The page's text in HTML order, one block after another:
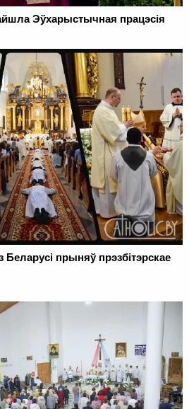
Эўхарыстычная працэсія
Беларусі прыняў прэзбітэрскае